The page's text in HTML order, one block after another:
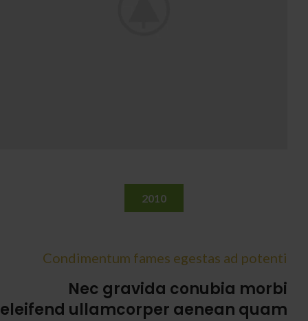
2010
Condimentum fames egestas ad potenti
Nec gravida conubia morbi
eleifend ullamcorper aenean quam